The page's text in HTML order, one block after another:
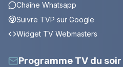
Chaîne Whatsapp
Suivre TVP sur Google
Widget TV Webmasters
Programme TV du soir